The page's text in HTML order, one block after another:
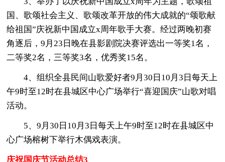
国、歌颂社会主义、歌颂改革开放的伟大成就的“颂歌献
给祖国”庆祝新中国成立x周年歌手大赛。经过两晚初赛
角逐后，9月23日晚在县影剧院决赛评选出一等奖1名，
二等奖2名，三等奖3名，优秀奖15名。
4、组织全县民间山歌爱好者9月30日10月3日每天上
午9时至12时在县城区中心广场举行“喜迎国庆”山歌对唱
活动。
5、9月30日10月3日每天上午9时至12时在县城区中
心广场榕树下举行木偶戏表演。
庆祝国庆节活动总结3